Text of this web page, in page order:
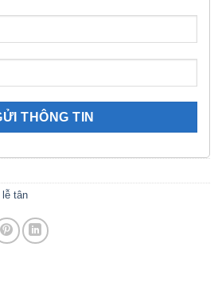
lễ tân